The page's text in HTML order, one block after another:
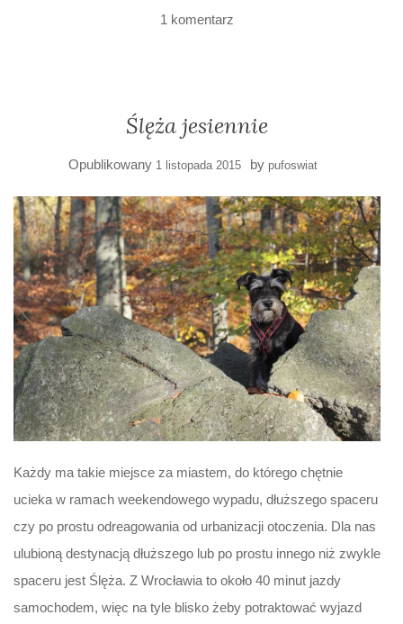
1 komentarz
Ślęża jesiennie
Opublikowany 1 listopada 2015 by pufoswiat
Każdy ma takie miejsce za miastem, do którego chętnie
ucieka w ramach weekendowego wypadu, dłuższego spaceru
czy po prostu odreagowania od urbanizacji otoczenia. Dla nas
ulubioną destynacją dłuższego lub po prostu innego niż zwykle
spaceru jest Ślęża. Z Wrocławia to około 40 minut jazdy
samochodem, więc na tyle blisko żeby potraktować wyjazd